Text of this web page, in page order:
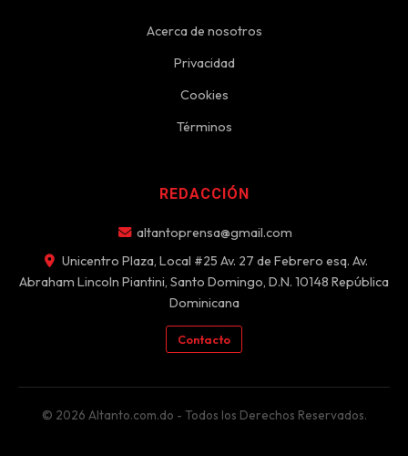
Acerca de nosotros
Privacidad
Cookies
Términos
REDACCIÓN
altantoprensa@gmail.com
Unicentro Plaza, Local #25 Av. 27 de Febrero esq. Av.
Abraham Lincoln Piantini, Santo Domingo, D.N. 10148 República
Dominicana
Contacto
© 2026 Altanto.com.do - Todos los Derechos Reservados.